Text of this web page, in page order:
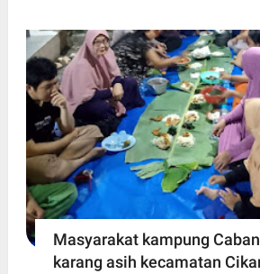
Masyarakat kampung
karang asih kecamatan